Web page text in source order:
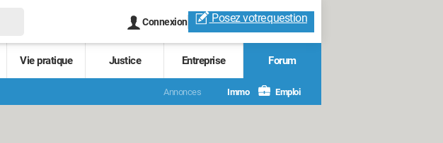
Connexion Posez votrequestion
Vie pratique Justice Entreprise Forum
Annonces Immo Emploi